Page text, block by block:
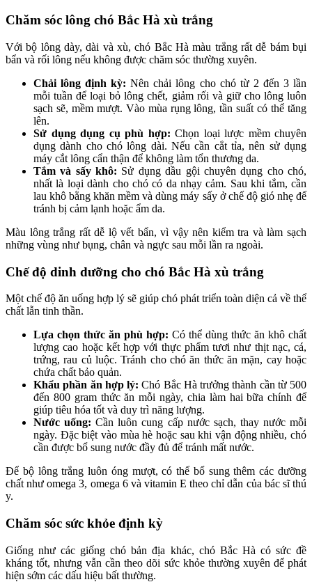
Chăm sóc lông chó Bắc Hà xù trắng
Với bộ lông dày, dài và xù, chó Bắc Hà màu trắng rất dễ bám bụi
bẩn và rối lông nếu không được chăm sóc thường xuyên.
Chải lông định kỳ: Nên chải lông cho chó từ 2 đến 3 lần
mỗi tuần để loại bỏ lông chết, giảm rối và giữ cho lông luôn
sạch sẽ, mềm mượt. Vào mùa rụng lông, tần suất có thể tăng
lên.
Sử dụng dụng cụ phù hợp: Chọn loại lược mềm chuyên
dụng dành cho chó lông dài. Nếu cần cắt tỉa, nên sử dụng
máy cắt lông cẩn thận để không làm tổn thương da.
Tắm và sấy khô: Sử dụng dầu gội chuyên dụng cho chó,
nhất là loại dành cho chó có da nhạy cảm. Sau khi tắm, cần
lau khô bằng khăn mềm và dùng máy sấy ở chế độ gió nhẹ để
tránh bị cảm lạnh hoặc ẩm da.
Màu lông trắng rất dễ lộ vết bẩn, vì vậy nên kiểm tra và làm sạch
những vùng như bụng, chân và ngực sau mỗi lần ra ngoài.
Chế độ dinh dưỡng cho chó Bắc Hà xù trắng
Một chế độ ăn uống hợp lý sẽ giúp chó phát triển toàn diện cả về thể
chất lẫn tinh thần.
Lựa chọn thức ăn phù hợp: Có thể dùng thức ăn khô chất
lượng cao hoặc kết hợp với thực phẩm tươi như thịt nạc, cá,
trứng, rau củ luộc. Tránh cho chó ăn thức ăn mặn, cay hoặc
chứa chất bảo quản.
Khẩu phần ăn hợp lý: Chó Bắc Hà trưởng thành cần từ 500
đến 800 gram thức ăn mỗi ngày, chia làm hai bữa chính để
giúp tiêu hóa tốt và duy trì năng lượng.
Nước uống: Cần luôn cung cấp nước sạch, thay nước mỗi
ngày. Đặc biệt vào mùa hè hoặc sau khi vận động nhiều, chó
cần được bổ sung nước đầy đủ để tránh mất nước.
Để bộ lông trắng luôn óng mượt, có thể bổ sung thêm các dưỡng
chất như omega 3, omega 6 và vitamin E theo chỉ dẫn của bác sĩ thú
y.
Chăm sóc sức khỏe định kỳ
Giống như các giống chó bản địa khác, chó Bắc Hà có sức đề
kháng tốt, nhưng vẫn cần theo dõi sức khỏe thường xuyên để phát
hiện sớm các dấu hiệu bất thường.